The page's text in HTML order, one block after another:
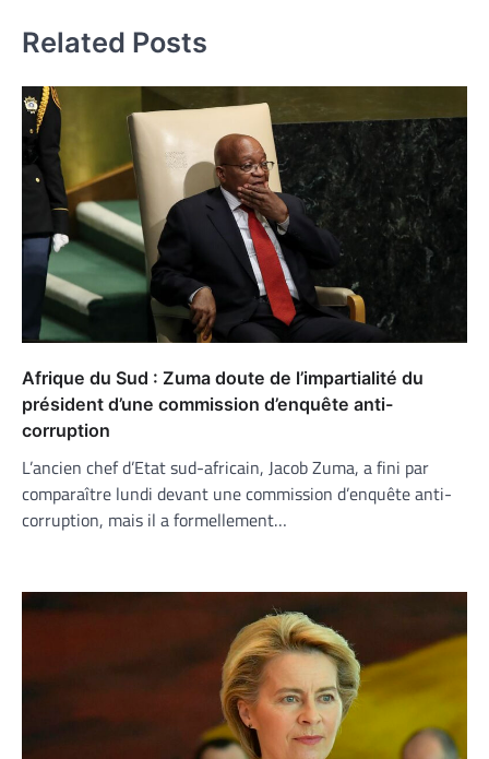
Related Posts
Afrique du Sud : Zuma doute de l’impartialité du
président d’une commission d’enquête anti-
corruption
L’ancien chef d’Etat sud-africain, Jacob Zuma, a fini par
comparaître lundi devant une commission d’enquête anti-
corruption, mais il a formellement…